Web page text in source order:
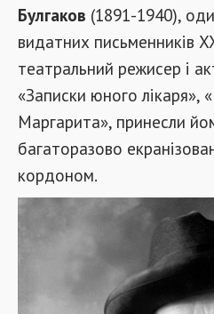
Булгаков (1891-1940),
видатних письменників
театральний режисер і
«Записки юного лікаря»,
Маргарита», принесли
багаторазово
кордоном.